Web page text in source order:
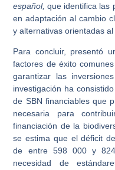
español, que identifica las
en adaptación al cambio
y alternativas orientadas
Para concluir, presentó
factores de éxito
garantizar las
investigación ha
de SBN financiables que
necesaria para
financiación de la
se estima que el déficit
de entre 598 000 y
necesidad de